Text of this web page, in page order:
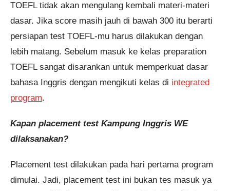
TOEFL tidak akan mengulang kembali materi-materi
dasar. Jika score masih jauh di bawah 300 itu berarti
persiapan test TOEFL-mu harus dilakukan dengan
lebih matang. Sebelum masuk ke kelas preparation
TOEFL sangat disarankan untuk memperkuat dasar
bahasa Inggris dengan mengikuti kelas di integrated
program.
Kapan placement test Kampung Inggris WE
dilaksanakan?
Placement test dilakukan pada hari pertama program
dimulai. Jadi, placement test ini bukan tes masuk ya